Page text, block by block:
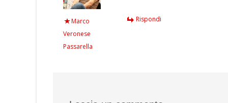
Marco
Veronese
Passarella
Rispondi